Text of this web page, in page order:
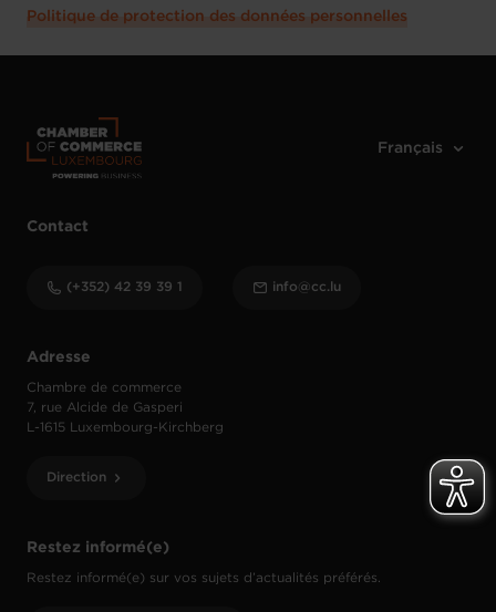
Politique de protection des données personnelles
Restez informé(e)
Restez informé(e) sur vos sujets d’actualités préférés.
Adresse
Chambre de commerce
7, rue Alcide de Gasperi
L-1615 Luxembourg-Kirchberg
Direction
Contact
(+352) 42 39 39 1 info@cc.lu